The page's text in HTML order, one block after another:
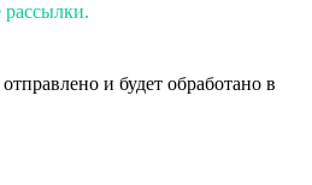
рассылки.
и будет обработано в